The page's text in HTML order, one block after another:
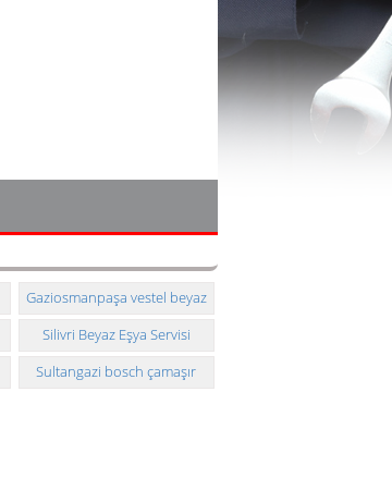
Gaziosmanpaşa vestel beyaz
eşya teknik servisi
Silivri Beyaz Eşya Servisi
Telefonu
Sultangazi bosch çamaşır
makinesi teknik servisi